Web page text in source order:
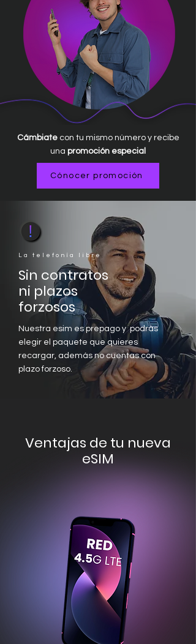
Cámbiatecon tu mismo número y recibe
una promoción especial
Cónocer promoción
La telefonía libre
Sin contratos
ni plazos
forzosos
Nuestra esim es prepago y podrás
elegir el paquete que quieres
recargar, además no cuentas con
plazo forzoso.
Ventajas de tu nueva
eSIM